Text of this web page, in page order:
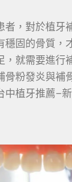
者，對於植牙
穩固的骨質，
，就需要進行
骨粉發炎與補
中植牙推薦–